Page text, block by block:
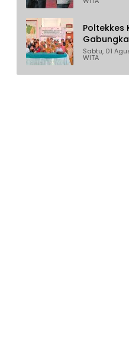
Pelindung
Poltekkes
Percepat
Stunting
Sabtu, 01
WITA